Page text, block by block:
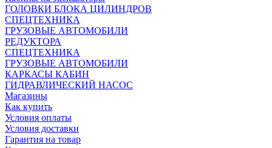
ГОЛОВКИ БЛОКА ЦИЛИНДРОВ
СПЕЦТЕХНИКА
ГРУЗОВЫЕ АВТОМОБИЛИ
РЕДУКТОРА
СПЕЦТЕХНИКА
ГРУЗОВЫЕ АВТОМОБИЛИ
КАРКАСЫ КАБИН
ГИДРАВЛИЧЕСКИЙ НАСОС
Магазины
Как купить
Условия оплаты
Условия доставки
Гарантия на товар